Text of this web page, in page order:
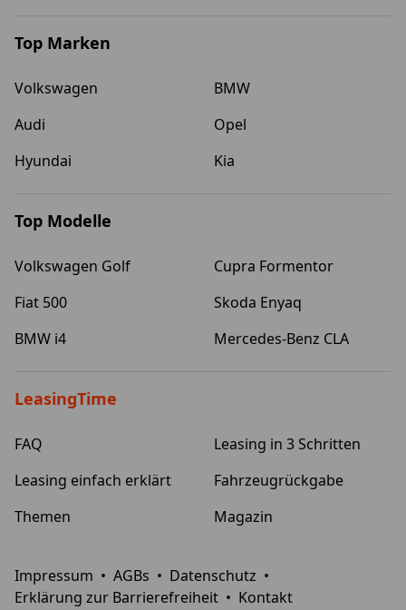
Top Marken
Volkswagen
BMW
Audi
Opel
Hyundai
Kia
Top Modelle
Volkswagen Golf
Cupra Formentor
Fiat 500
Skoda Enyaq
BMW i4
Mercedes-Benz CLA
LeasingTime
FAQ
Leasing in 3 Schritten
Leasing einfach erklärt
Fahrzeugrückgabe
Themen
Magazin
Impressum • AGBs • Datenschutz •
Erklärung zur Barrierefreiheit • Kontakt